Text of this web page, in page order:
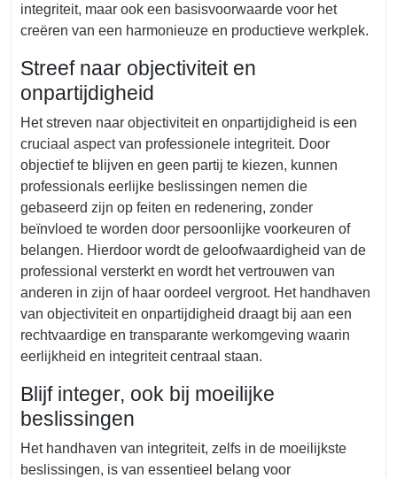
integriteit, maar ook een basisvoorwaarde voor het
creëren van een harmonieuze en productieve werkplek.
Streef naar objectiviteit en
onpartijdigheid
Het streven naar objectiviteit en onpartijdigheid is een
cruciaal aspect van professionele integriteit. Door
objectief te blijven en geen partij te kiezen, kunnen
professionals eerlijke beslissingen nemen die
gebaseerd zijn op feiten en redenering, zonder
beïnvloed te worden door persoonlijke voorkeuren of
belangen. Hierdoor wordt de geloofwaardigheid van de
professional versterkt en wordt het vertrouwen van
anderen in zijn of haar oordeel vergroot. Het handhaven
van objectiviteit en onpartijdigheid draagt bij aan een
rechtvaardige en transparante werkomgeving waarin
eerlijkheid en integriteit centraal staan.
Blijf integer, ook bij moeilijke
beslissingen
Het handhaven van integriteit, zelfs in de moeilijkste
beslissingen, is van essentieel belang voor